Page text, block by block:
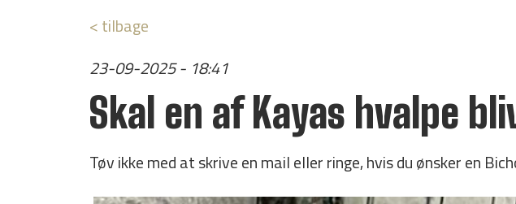
< tilbage
23-09-2025 - 18:41
Skal en af Kayas hvalpe
Tøv ikke med at skrive en mail eller ringe, hvis du ønsker en